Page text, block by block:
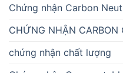
Chứng nhận Carbon
CHỨNG NHẬN CARBON
chứng nhận chất lượng